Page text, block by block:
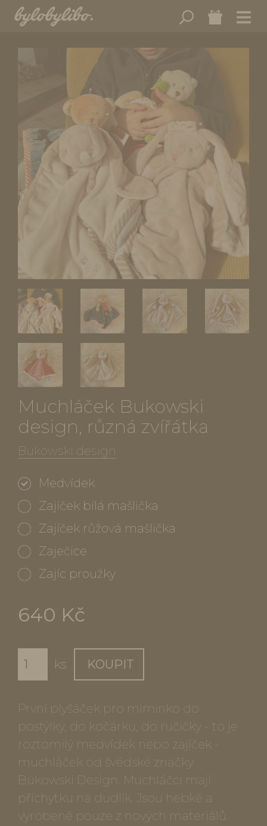
Muchláček Bukowski
design, různá zvířátka
Bukowski design
Medvídek
Zajíček bílá mašlička
Zajíček růžová mašlička
Zaječice
Zajíc proužky
640 Kč
ks KOUPIT
První plyšáček pro miminko do
postýlky, do kočárku, do ručičky - to je
roztomilý medvídek nebo zajíček -
muchláček od švédské značky
Bukowski Design. Muchláčci mají
příchytku na dudlík. Jsou hebké a
vyrobené pouze z nových materiálů.